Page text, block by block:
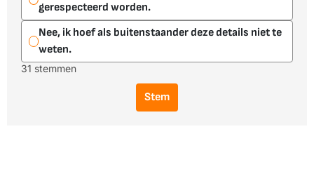
gerespecteerd worden.
Nee, ik hoef als buitenstaander deze details niet te
weten.
31 stemmen
Stem